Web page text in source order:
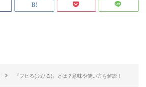
『ブヒる(ぶひる)』とは？意味や使い方を解説！